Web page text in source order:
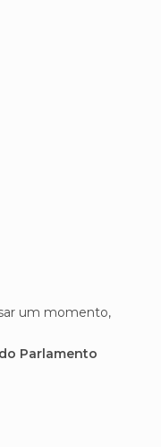
um momento,
Parlamento